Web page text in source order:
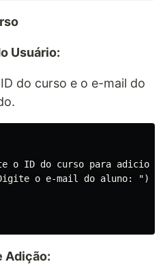
Usuário:
do curso e o e-mail do
o ID do curso para
o e-mail do aluno: ")
Adição: